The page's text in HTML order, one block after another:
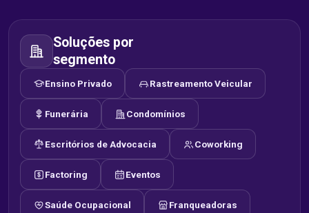
Soluções por
segmento
Ensino Privado Rastreamento Veicular
Funerária Condomínios
Escritórios de Advocacia Coworking
Factoring Eventos
Saúde Ocupacional Franqueadoras